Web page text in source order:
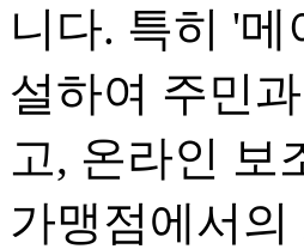
니다. 특히 '
설하여 주민
고, 온라인 보
가맹점에서